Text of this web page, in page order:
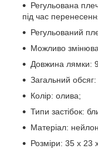
Регульована
під час
Регульований
Можливо
Довжина лямки:
Загальний
Колір: олива;
Типи застібок:
Матеріал:
Розміри: 35 х 23